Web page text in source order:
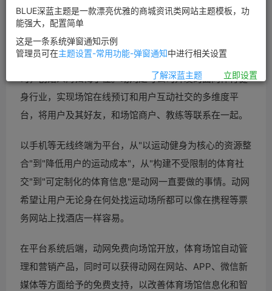
培训、门票、活动、同城、咨询六个业务板块，最近新版
APP在进行体育社交O2O布局。
动网成立于2011年，隶属于北京动网天下科技有有限公
司，创始人海归梅子佳。动网是母公司开发的面向体育健
身行业，实现场馆在线预订和用户互动社交的多维度平
台，将用户及其好友，和场馆商户、教练等联系在一起。
以手机等无线终端为平台，从"以运动健身为核心的资源整
合"到"降低用户的运动成本"，从"构建不受限制的体育社
交"到"可定制化的体育信息"是动网一直要做的事情。动网
希望让用户无论身在何处找运动场所都可以像在携程等票
务网站上找酒店一样容易。
在平台系统后端，动网免费向场馆开放，体育场馆自动管
理和营销产品，同时可以获得动网在网站、APP、微信新
媒体等方面给予的免费支持，以改善体育场馆信息化和智
BLUE深蓝主题是一款漂亮优雅的商城资讯类网站主题模板，功
能强大，配置简单
这是一条系统弹窗通知示例
管理员可在主题设置-常用功能-弹窗通知中进行相关设置
了解深蓝主题 立即设置